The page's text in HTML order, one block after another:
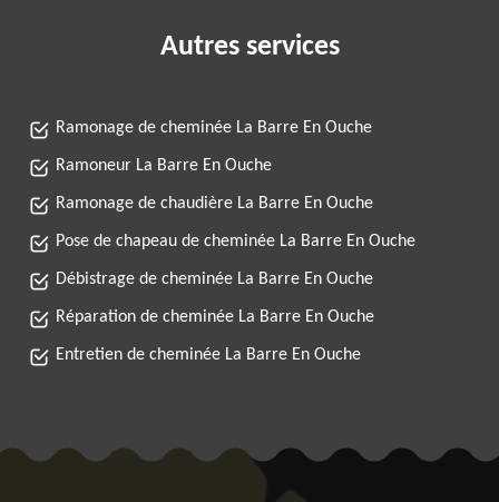
Autres services
Ramonage de cheminée La Barre En Ouche
Ramoneur La Barre En Ouche
Ramonage de chaudière La Barre En Ouche
Pose de chapeau de cheminée La Barre En Ouche
Débistrage de cheminée La Barre En Ouche
Réparation de cheminée La Barre En Ouche
Entretien de cheminée La Barre En Ouche